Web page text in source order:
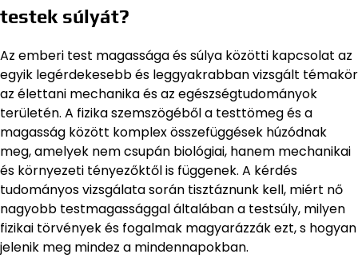
testek súlyát?
Az emberi test magassága és súlya közötti kapcsolat az
egyik legérdekesebb és leggyakrabban vizsgált témakör
az élettani mechanika és az egészségtudományok
területén. A fizika szemszögéből a testtömeg és a
magasság között komplex összefüggések húzódnak
meg, amelyek nem csupán biológiai, hanem mechanikai
és környezeti tényezőktől is függenek. A kérdés
tudományos vizsgálata során tisztáznunk kell, miért nő
nagyobb testmagassággal általában a testsúly, milyen
fizikai törvények és fogalmak magyarázzák ezt, s hogyan
jelenik meg mindez a mindennapokban.